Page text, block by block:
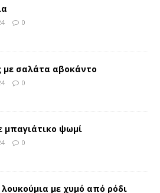
0
με σαλάτα αβοκάντο
0
μπαγιάτικο ψωμί
0
λουκούμια με χυμό από ρόδι